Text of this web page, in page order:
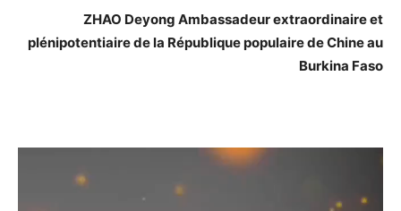
ZHAO Deyong Ambassadeur extraordinaire et
plénipotentiaire de la République populaire de Chine au
Burkina Faso
Lecteur